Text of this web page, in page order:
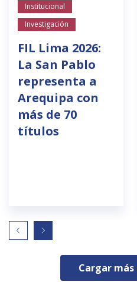
Institucional
Investigación
FIL Lima 2026:
La San Pablo
representa a
Arequipa con
más de 70
títulos
Cargar